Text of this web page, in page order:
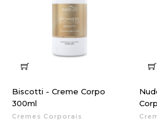
Biscotti - Creme Corpo
300ml
Cremes Corporais